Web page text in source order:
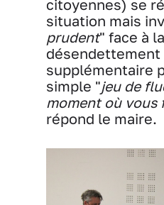
citoyennes) se
situation mais
prudent" face à
désendettement
supplémentaire
simple "jeu de
moment où vous
répond le maire.